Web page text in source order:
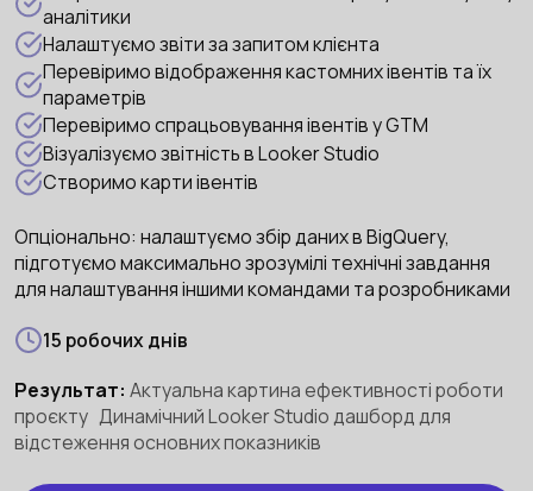
аналітики
Налаштуємо звіти за запитом клієнта
Перевіримо відображення кастомних івентів та їх
параметрів
Перевіримо спрацьовування івентів у GTM
Візуалізуємо звітність в Looker Studio
Створимо карти івентів
Опціонально: налаштуємо збір даних в BigQuery,
підготуємо максимально зрозумілі технічні завдання
для налаштування іншими командами та розробниками
15 робочих днів
Результат: Актуальна картина ефективності роботи
проєкту Динамічний Looker Studio дашборд для
відстеження основних показників